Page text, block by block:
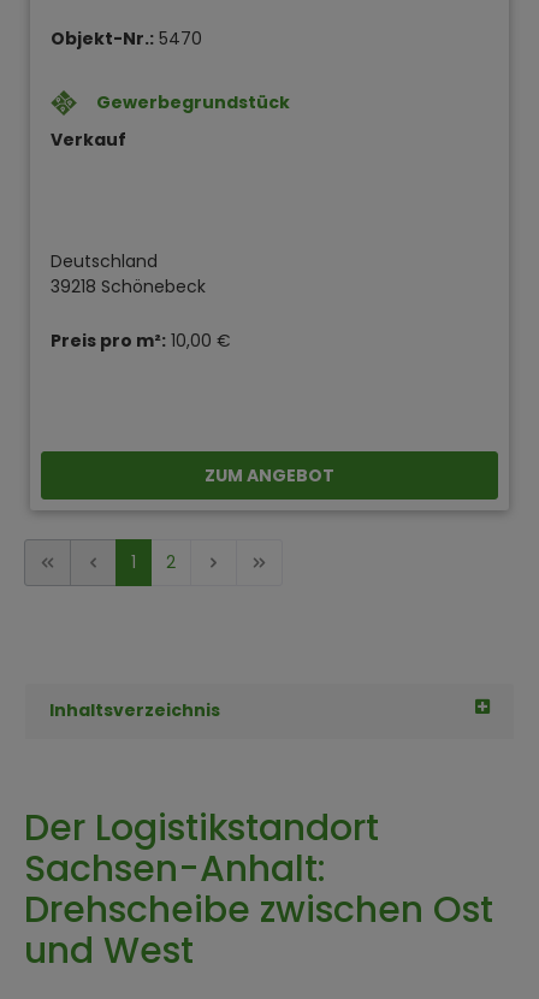
Objekt-Nr.: 5470
Gewerbegrundstück
Verkauf
Deutschland
39218 Schönebeck
Preis pro m²: 10,00 €
ZUM ANGEBOT
1 2
Inhaltsverzeichnis
Der Logistikstandort
Sachsen-Anhalt:
Drehscheibe zwischen Ost
und West